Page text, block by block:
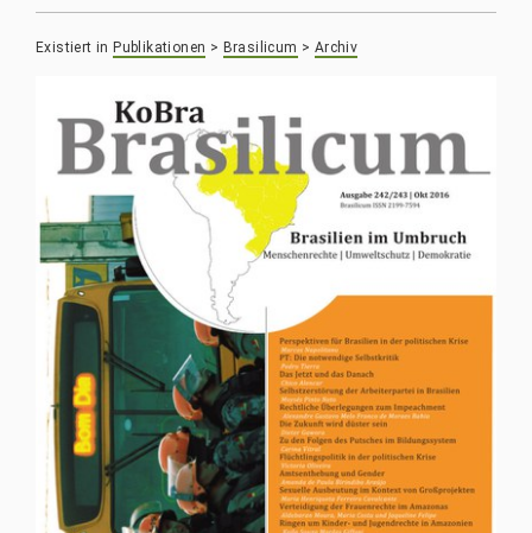
Existiert in Publikationen > Brasilicum > Archiv